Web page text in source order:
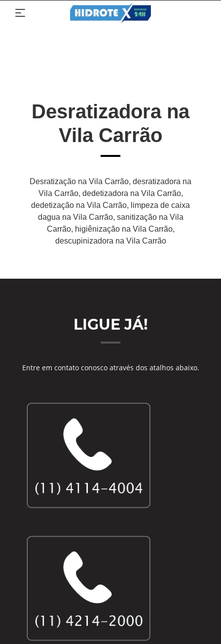
Desratizadora na
Vila Carrão
Desratização na Vila Carrão, desratizadora na
Vila Carrão, dedetizadora na Vila Carrão,
dedetização na Vila Carrão, limpeza de caixa
dagua na Vila Carrão, sanitização na Vila
Carrão, higiênização na Vila Carrão,
descupinizadora na Vila Carrão
LIGUE JÁ!
Entre em contato conosco através dos atalhos abaixo.